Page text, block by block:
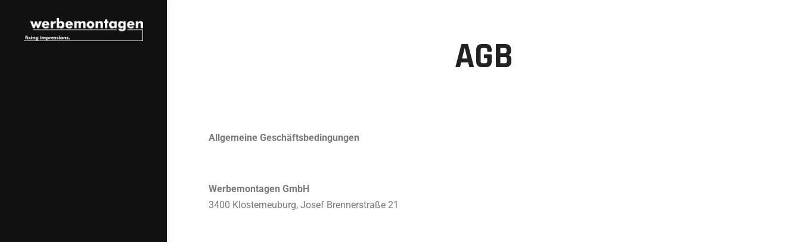
AGB
Allgemeine Geschäftsbedingungen
Werbemontagen GmbH
3400 Klosterneuburg, Josef Brennerstraße 21